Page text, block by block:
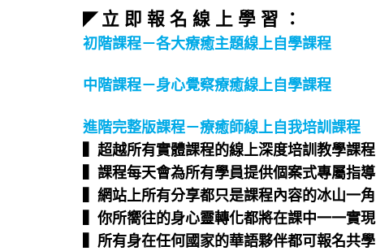
◤ 立 即 報 名 線 上 學 習 ：
初階課程－各大療癒主題線上自學課程
中階課程－身心覺察療癒線上自學課程
進階完整版課程－療癒師線上自我培訓課程
▍超越所有實體課程的線上深度培訓教學課程​
▍課程每天會為所有學員提供個案式專屬指導​
▍網站上所有分享都只是課程內容的冰山一角​
▍你所嚮往的身心靈轉化都將在課中一一實現​
▍所有身在任何國家的華語夥伴都可報名共學​